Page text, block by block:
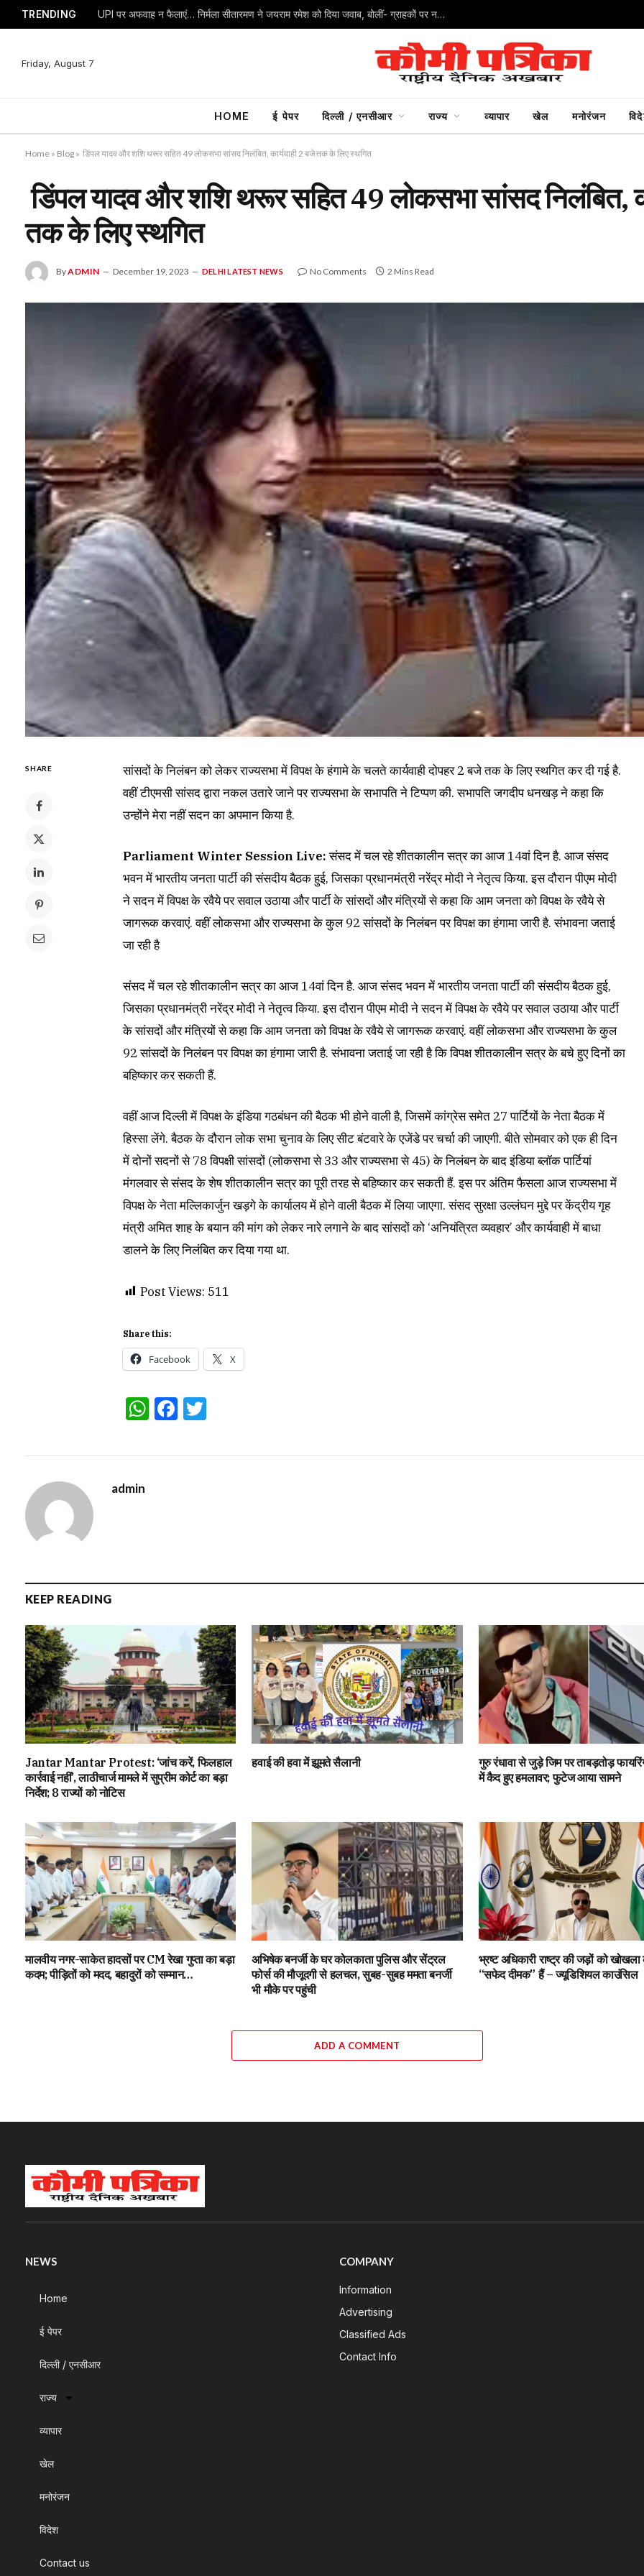
TRENDING UPI पर अफवाह न फैलाएं… निर्मला सीतारमण ने जयराम रमेश को दिया जवाब, बोलीं- ग्राहकों पर नहीं लगेगा शुल्क
Friday, August 7
HOME ई पेपर दिल्ली / एनसीआर राज्य व्यापार खेल मनोरंजन
Home » Blog » डिंपल यादव और शशि थरूर सहित 49 लोकसभा सांसद निलंबित, कार्यवाही 2 बजे तक के लिए स्थगित
डिंपल यादव और शशि थरूर सहित 49 लोकसभा सांसद निलंबित,
तक के लिए स्थगित
ByADMIN December 19, 2023 DELHI LATEST NEWS No Comments 2 Mins Read
SHARE
सांसदों के निलंबन को लेकर राज्यसभा में विपक्ष के हंगामे के चलते कार्यवाही दोपहर 2 बजे तक के लिए स्थगित कर दी गई है.
वहीं टीएमसी सांसद द्वारा नकल उतारे जाने पर राज्यसभा के सभापति ने टिप्पण की. सभापति जगदीप धनखड़ ने कहा कि
उन्होंने मेरा नहीं सदन का अपमान किया है.
Parliament Winter Session Live:संसद में चल रहे शीतकालीन सत्र का आज 14वां दिन है. आज संसद
भवन में भारतीय जनता पार्टी की संसदीय बैठक हुई, जिसका प्रधानमंत्री नरेंद्र मोदी ने नेतृत्व किया. इस दौरान पीएम मोदी
ने सदन में विपक्ष के रवैये पर सवाल उठाया और पार्टी के सांसदों और मंत्रियों से कहा कि आम जनता को विपक्ष के रवैये से
जागरूक करवाएं. वहीं लोकसभा और राज्यसभा के कुल 92 सांसदों के निलंबन पर विपक्ष का हंगामा जारी है. संभावना जताई
जा रही है
संसद में चल रहे शीतकालीन सत्र का आज 14वां दिन है. आज संसद भवन में भारतीय जनता पार्टी की संसदीय बैठक हुई,
जिसका प्रधानमंत्री नरेंद्र मोदी ने नेतृत्व किया. इस दौरान पीएम मोदी ने सदन में विपक्ष के रवैये पर सवाल उठाया और पार्टी
के सांसदों और मंत्रियों से कहा कि आम जनता को विपक्ष के रवैये से जागरूक करवाएं. वहीं लोकसभा और राज्यसभा के कुल
92 सांसदों के निलंबन पर विपक्ष का हंगामा जारी है. संभावना जताई जा रही है कि विपक्ष शीतकालीन सत्र के बचे हुए दिनों का
बहिष्कार कर सकती हैं.
वहीं आज दिल्ली में विपक्ष के इंडिया गठबंधन की बैठक भी होने वाली है, जिसमें कांग्रेस समेत 27 पार्टियों के नेता बैठक में
हिस्सा लेंगे. बैठक के दौरान लोक सभा चुनाव के लिए सीट बंटवारे के एजेंडे पर चर्चा की जाएगी. बीते सोमवार को एक ही दिन
में दोनों सदनों से 78 विपक्षी सांसदों (लोकसभा से 33 और राज्यसभा से 45) के निलंबन के बाद इंडिया ब्लॉक पार्टियां
मंगलवार से संसद के शेष शीतकालीन सत्र का पूरी तरह से बहिष्कार कर सकती हैं. इस पर अंतिम फैसला आज राज्यसभा में
विपक्ष के नेता मल्लिकार्जुन खड़गे के कार्यालय में होने वाली बैठक में लिया जाएगा. संसद सुरक्षा उल्लंघन मुद्दे पर केंद्रीय गृह
मंत्री अमित शाह के बयान की मांग को लेकर नारे लगाने के बाद सांसदों को ‘अनियंत्रित व्यवहार’ और कार्यवाही में बाधा
डालने के लिए निलंबित कर दिया गया था.
Post Views: 511
Share this:
Facebook X
WhatsApp
Facebook
admin
KEEP READING
Jantar Mantar Protest: ‘जांच करें, फिलहाल
कार्रवाई नहीं’, लाठीचार्ज मामले में सुप्रीम कोर्ट का बड़ा
निर्देश; 8 राज्यों को नोटिस
हवाई की हवा में झूमते सैलानी
गुरु रंधावा से जुड़े जिम पर ताबड़तोड़
में कैद हुए हमलावर; फुटेज आया सामने
मालवीय नगर-साकेत हादसों पर CM रेखा गुप्ता का बड़ा
कदम; पीड़ितों को मदद, बहादुरों को सम्मान…
अभिषेक बनर्जी के घर कोलकाता पुलिस और सेंट्रल
फोर्स की मौजूदगी से हलचल, सुबह-सुबह ममता बनर्जी
भी मौके पर पहुंची
भ्रष्ट अधिकारी राष्ट्र की जड़ों को
“सफेद दीमक” हैं – ज्यूडिशियल काउंसिल
ADD A COMMENT
NEWS
Home
ई पेपर
दिल्ली / एनसीआर
राज्य
व्यापार
खेल
मनोरंजन
विदेश
Contact us
COMPANY
Information
Advertising
Classified Ads
Contact Info